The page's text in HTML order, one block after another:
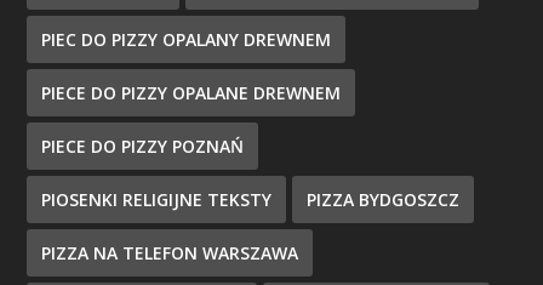
PIEC DO PIZZY OPALANY DREWNEM
PIECE DO PIZZY OPALANE DREWNEM
PIECE DO PIZZY POZNAŃ
PIOSENKI RELIGIJNE TEKSTY PIZZA BYDGOSZCZ
PIZZA NA TELEFON WARSZAWA